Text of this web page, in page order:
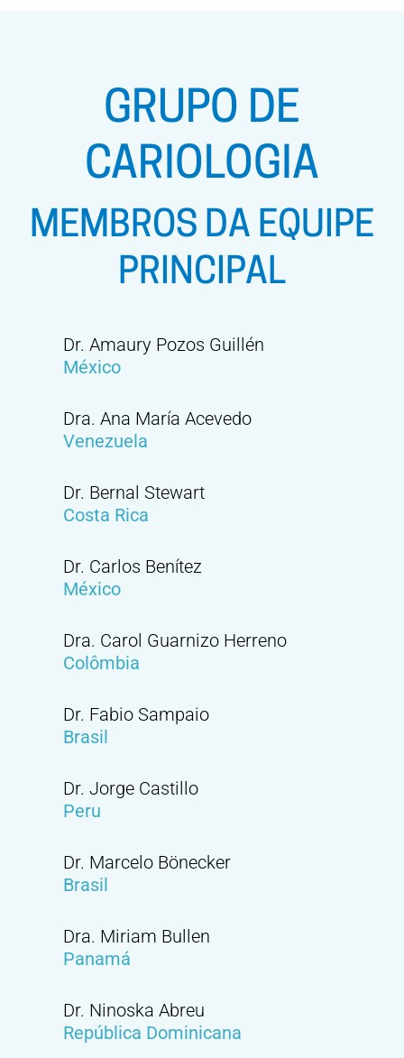
GRUPO DE
CARIOLOGIA
MEMBROS DA EQUIPE
PRINCIPAL
Dr. Amaury Pozos Guillén
México
Dra. Ana María Acevedo
Venezuela
Dr. Bernal Stewart
Costa Rica
Dr. Carlos Benítez
México
Dra. Carol Guarnizo Herreno
Colômbia
Dr. Fabio Sampaio
Brasil
Dr. Jorge Castillo
Peru
Dr. Marcelo Bönecker
Brasil
Dra. Miriam Bullen
Panamá
Dr. Ninoska Abreu
República Dominicana